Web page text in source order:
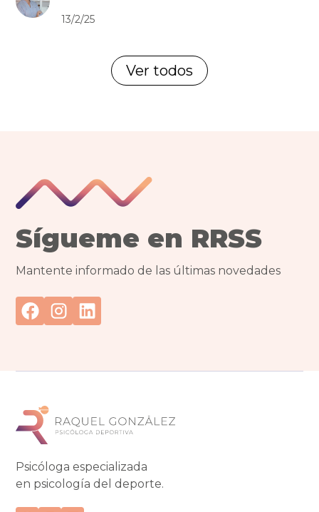
13/2/25
Ver todos
Sígueme en RRSS
Mantente informado de las últimas novedades
Psicóloga especializada
en psicología del deporte.